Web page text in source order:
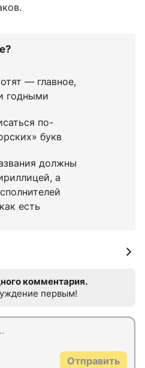
— главное,
годными
по-
букв
должны
а
есть
комментария.
первым!
Отправить